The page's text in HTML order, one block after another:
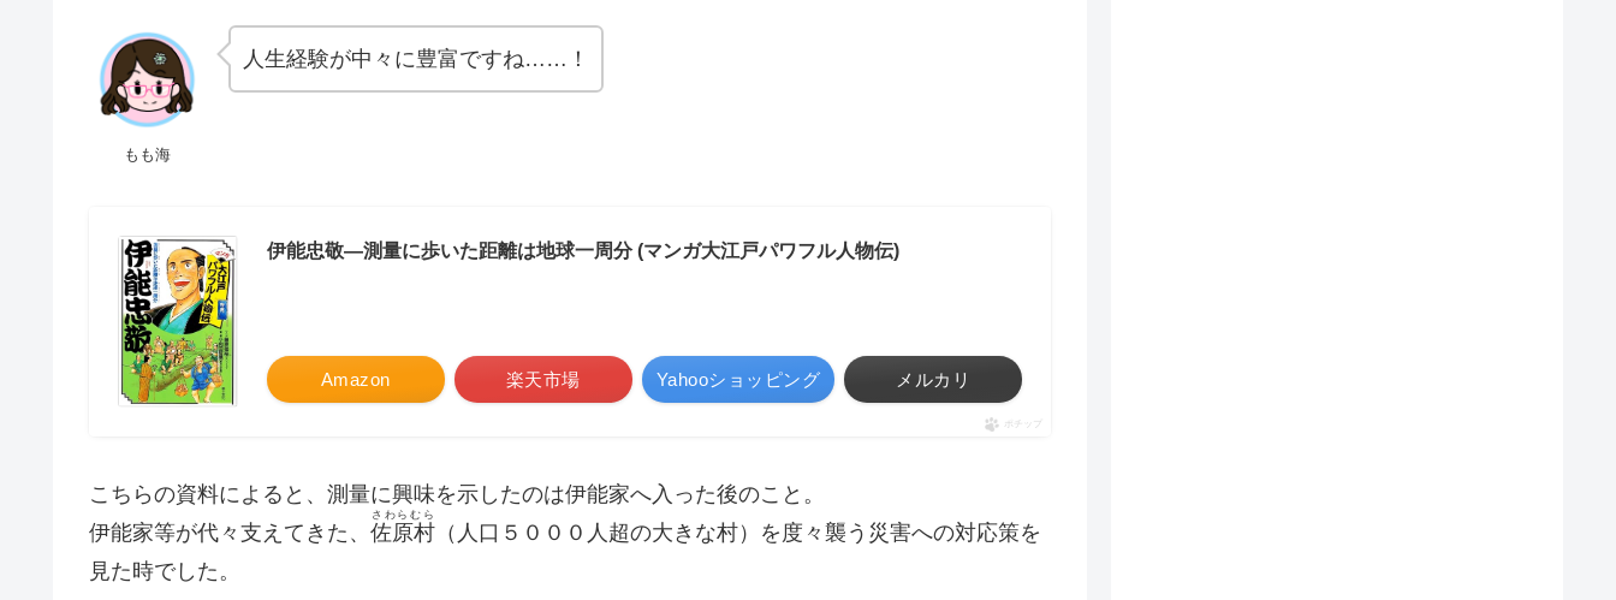
もも海
人生経験が中々に豊富ですね……！
伊能忠敬―測量に歩いた距離は地球一周分 (マンガ大江戸パワフル人物伝)
Amazon 楽天市場 Yahooショッピング メルカリ
ポチップ
こちらの資料によると、測量に興味を示したのは伊能家へ入った後のこと。
伊能家等が代々支えてきた、 佐原村
さわらむら
（人口５０００人超の大きな村）を度々襲う災害への対応策を
見た時でした。